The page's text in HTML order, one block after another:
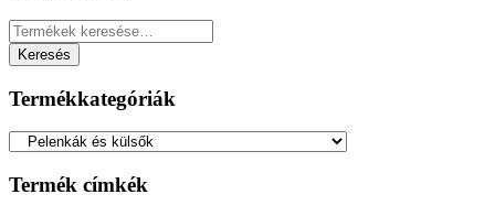
Keresés
a
következőre:
Keresés
Termékkategóriák
Termék címkék